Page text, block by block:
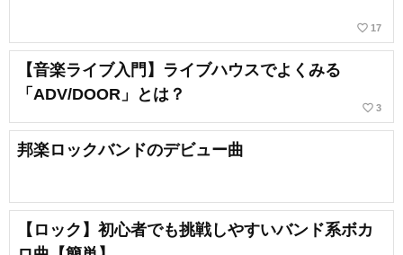
favorite_border 17
【音楽ライブ入門】ライブハウスでよくみる
「ADV/DOOR」とは？
favorite_border 3
邦楽ロックバンドのデビュー曲
【ロック】初心者でも挑戦しやすいバンド系ボカ